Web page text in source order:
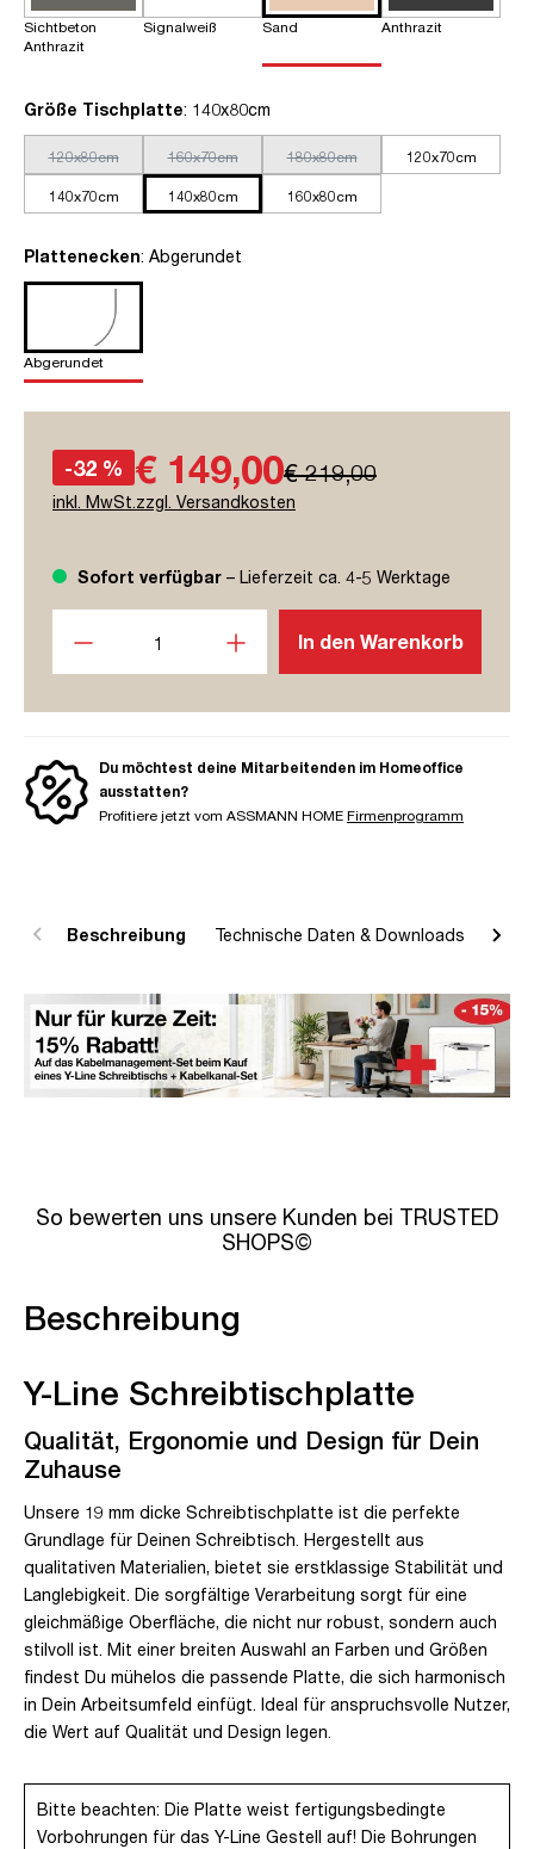
Sichtbeton
Anthrazit
Signalweiß Sand Anthrazit
Größe Tischplatteauswählen
: 140x80cm
120x80cm 160x70cm 180x80cm 120x70cm
140x70cm 140x80cm 160x80cm
Platteneckenauswählen
: Abgerundet
Abgerundet
-32 % € 149,00€ 219,00
inkl. MwSt.zzgl. Versandkosten
Sofort verfügbar – Lieferzeit ca. 4-5 Werktage
In den Warenkorb
Du möchtest deine Mitarbeitenden im Homeoffice
ausstatten?
Profitiere jetzt vom ASSMANN HOME Firmenprogramm
Beschreibung Technische Daten & Downloads
So bewerten uns unsere Kunden bei TRUSTED
SHOPS©
Beschreibung
Y-Line Schreibtischplatte
Qualität, Ergonomie und Design für Dein
Zuhause
Unsere 19 mm dicke Schreibtischplatte ist die perfekte
Grundlage für Deinen Schreibtisch. Hergestellt aus
qualitativen Materialien, bietet sie erstklassige Stabilität und
Langlebigkeit. Die sorgfältige Verarbeitung sorgt für eine
gleichmäßige Oberfläche, die nicht nur robust, sondern auch
stilvoll ist. Mit einer breiten Auswahl an Farben und Größen
findest Du mühelos die passende Platte, die sich harmonisch
in Dein Arbeitsumfeld einfügt. Ideal für anspruchsvolle Nutzer,
die Wert auf Qualität und Design legen.
Bitte beachten: Die Platte weist fertigungsbedingte
Vorbohrungen für das Y-Line Gestell auf! Die Bohrungen